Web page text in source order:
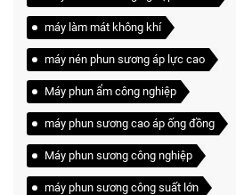
máy làm mát không khí
máy nén phun sương áp lực cao
Máy phun ẩm công nghiệp
máy phun sương cao áp ống đồng
Máy phun sương công nghiệp
máy phun sương công suất lớn